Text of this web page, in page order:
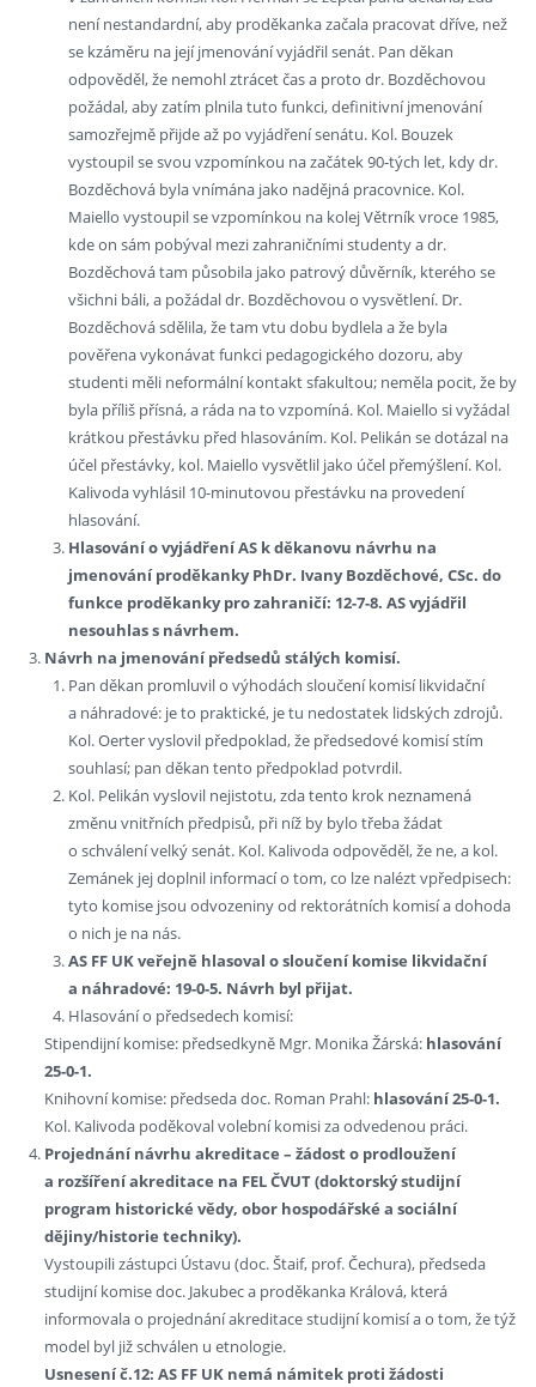
není nestandardní, aby proděkanka začala pracovat dříve, než
se kzáměru na její jmenování vyjádřil senát. Pan děkan
odpověděl, že nemohl ztrácet čas a proto dr. Bozděchovou
požádal, aby zatím plnila tuto funkci, definitivní jmenování
samozřejmě přijde až po vyjádření senátu. Kol. Bouzek
vystoupil se svou vzpomínkou na začátek 90-tých let, kdy dr.
Bozděchová byla vnímána jako nadějná pracovnice. Kol.
Maiello vystoupil se vzpomínkou na kolej Větrník vroce 1985,
kde on sám pobýval mezi zahraničními studenty a dr.
Bozděchová tam působila jako patrový důvěrník, kterého se
všichni báli, a požádal dr. Bozděchovou o vysvětlení. Dr.
Bozděchová sdělila, že tam vtu dobu bydlela a že byla
pověřena vykonávat funkci pedagogického dozoru, aby
studenti měli neformální kontakt sfakultou; neměla pocit, že by
byla příliš přísná, a ráda na to vzpomíná. Kol. Maiello si vyžádal
krátkou přestávku před hlasováním. Kol. Pelikán se dotázal na
účel přestávky, kol. Maiello vysvětlil jako účel přemýšlení. Kol.
Kalivoda vyhlásil 10-minutovou přestávku na provedení
hlasování.
Hlasování o vyjádření AS k děkanovu návrhu na
jmenování proděkanky PhDr. Ivany Bozděchové, CSc. do
funkce proděkanky pro zahraničí: 12-7-8. AS vyjádřil
nesouhlas s návrhem.
Návrh na jmenování předsedů stálých komisí.
Pan děkan promluvil o výhodách sloučení komisí likvidační
a náhradové: je to praktické, je tu nedostatek lidských zdrojů.
Kol. Oerter vyslovil předpoklad, že předsedové komisí stím
souhlasí; pan děkan tento předpoklad potvrdil.
Kol. Pelikán vyslovil nejistotu, zda tento krok neznamená
změnu vnitřních předpisů, při níž by bylo třeba žádat
o schválení velký senát. Kol. Kalivoda odpověděl, že ne, a kol.
Zemánek jej doplnil informací o tom, co lze nalézt vpředpisech:
tyto komise jsou odvozeniny od rektorátních komisí a dohoda
o nich je na nás.
AS FF UK veřejně hlasoval o sloučení komise likvidační
a náhradové: 19-0-5. Návrh byl přijat.
Hlasování o předsedech komisí:
Stipendijní komise: předsedkyně Mgr. Monika Žárská: hlasování
25-0-1.
Knihovní komise: předseda doc. Roman Prahl: hlasování 25-0-1.
Kol. Kalivoda poděkoval volební komisi za odvedenou práci.
Projednání návrhu akreditace – žádost o prodloužení
a rozšíření akreditace na FEL ČVUT (doktorský studijní
program historické vědy, obor hospodářské a sociální
dějiny/historie techniky).
Vystoupili zástupci Ústavu (doc. Štaif, prof. Čechura), předseda
studijní komise doc. Jakubec a proděkanka Králová, která
informovala o projednání akreditace studijní komisí a o tom, že týž
model byl již schválen u etnologie.
Usnesení č.12: AS FF UK nemá námitek proti žádosti